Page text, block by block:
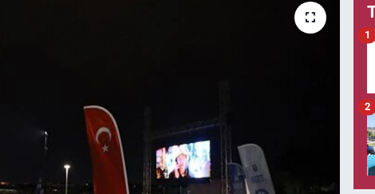
1
2